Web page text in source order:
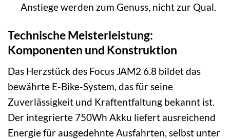
Anstiege werden zum Genuss, nicht zur Qual.
Technische Meisterleistung:
Komponenten und Konstruktion
Das Herzstück des Focus JAM2 6.8 bildet das
bewährte E-Bike-System, das für seine
Zuverlässigkeit und Kraftentfaltung bekannt ist.
Der integrierte 750Wh Akku liefert ausreichend
Energie für ausgedehnte Ausfahrten, selbst unter